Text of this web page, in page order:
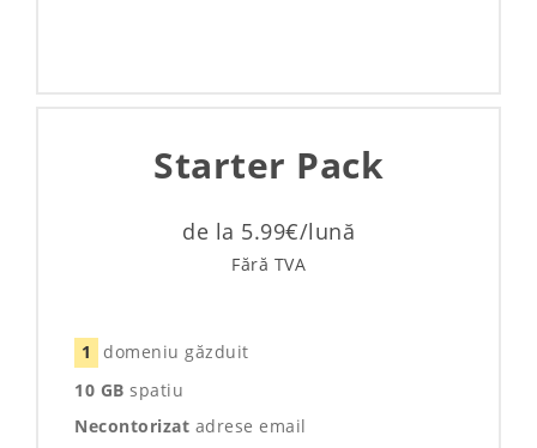
Starter Pack
de la 5.99€/lună
Fără TVA
1
domeniu găzduit
10 GB spatiu
Necontorizat adrese email